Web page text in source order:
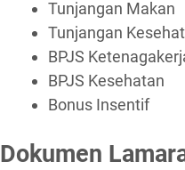
Tunjangan Makan
Tunjangan
BPJS
BPJS Kesehatan
Bonus Insentif
Dokumen